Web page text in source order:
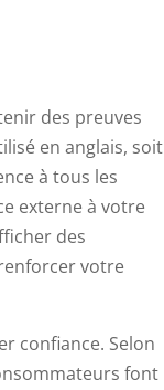
des preuves
en anglais, soit
à tous les
externe à votre
des
votre
confiance. Selon
font